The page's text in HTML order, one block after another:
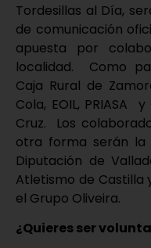
Tordesillas al Día,
de comunicación
apuesta por
localidad. Como
Caja Rural de
Cola, EOIL, PRIASA
Cruz. Los
otra forma serán la
Diputación de
Atletismo de Castilla
el Grupo Oliveira.
¿Quieres ser